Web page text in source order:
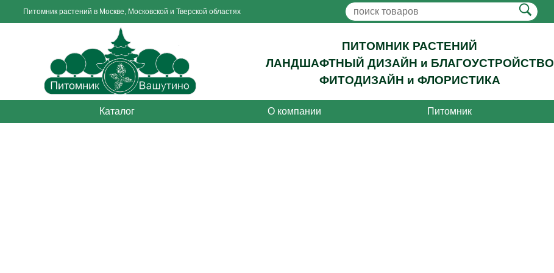
Питомник растений в Москве, Московской и Тверской областях
ПИТОМНИК РАСТЕНИЙ
ЛАНДШАФТНЫЙ ДИЗАЙН и БЛАГОУСТРОЙСТВО
ФИТОДИЗАЙН и ФЛОРИСТИКА
Каталог О компании Питомник